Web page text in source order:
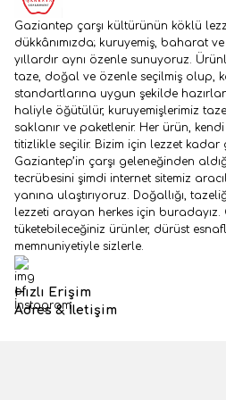
Gaziantep çarşı kültürünün köklü
dükkânımızda; kuruyemiş, baharat
yıllardır aynı özenle sunuyoruz.
taze, doğal ve özenle seçilmiş olup,
standartlarına uygun şekilde
haliyle öğütülür, kuruyemişlerimiz
saklanır ve paketlenir. Her ürün,
titizlikle seçilir. Bizim için lezzet kadar
Gaziantep’in çarşı geleneğinden
tecrübesini şimdi internet sitemiz
yanına ulaştırıyoruz. Doğallığı,
lezzeti arayan herkes için buradayız.
tüketebileceğiniz ürünler, dürüst
memnuniyetiyle sizlerle.
İnstagram
Hızlı Erişim
Adres & İletişim